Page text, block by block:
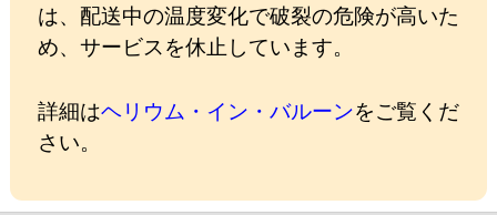
は、配送中の温度変化で破裂の危険が高いた
め、サービスを休止しています。
詳細はヘリウム・イン・バルーンをご覧くだ
さい。